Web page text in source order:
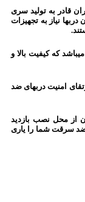
ایران قادر به تولید سری
نیاز به تجهیزات
که کیفیت بالا و
امنیت دربهای ضد
از محل نصب بازدید
ضد سرقت شما را یاری